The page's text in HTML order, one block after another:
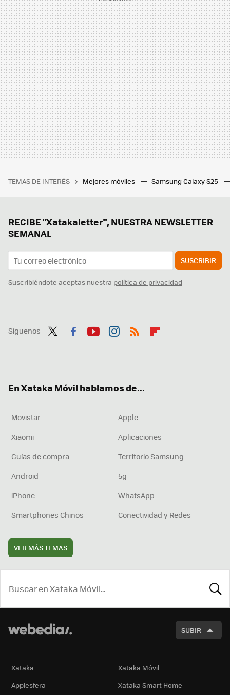
TEMAS DE INTERÉS Mejores móviles Samsung Galaxy S25
RECIBE "Xatakaletter", NUESTRA NEWSLETTER
SEMANAL
SUSCRIBIR
Suscribiéndote aceptas nuestra política de privacidad
Síguenos
En Xataka Móvil hablamos de...
Movistar
Apple
Xiaomi
Aplicaciones
Guías de compra
Territorio Samsung
Android
5g
iPhone
WhatsApp
Smartphones Chinos
Conectividad y Redes
VER MÁS TEMAS
SUBIR
Xataka
Xataka Móvil
Applesfera
Xataka Smart Home